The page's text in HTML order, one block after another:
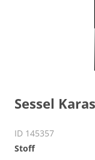
Sessel
ID 145357
Stoff